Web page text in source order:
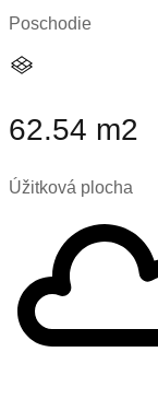
Poschodie
62.54 m2
Úžitková plocha